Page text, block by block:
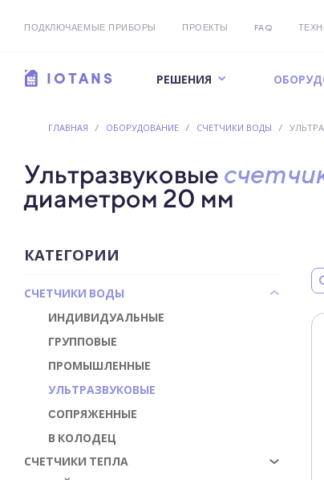
ПОДКЛЮЧАЕМЫЕ ПРИБОРЫ ПРОЕКТЫ FAQ
IOTANS РЕШЕНИЯ
ГЛАВНАЯ / ОБОРУДОВАНИЕ / СЧЕТЧИКИ ВОДЫ /
Ультразвуковые
диаметром 20 мм
КАТЕГОРИИ
СЧЕТЧИКИ ВОДЫ
ИНДИВИДУАЛЬНЫЕ
ГРУППОВЫЕ
ПРОМЫШЛЕННЫЕ
УЛЬТРАЗВУКОВЫЕ
CОПРЯЖЕННЫЕ
В КОЛОДЕЦ
СЧЕТЧИКИ ТЕПЛА